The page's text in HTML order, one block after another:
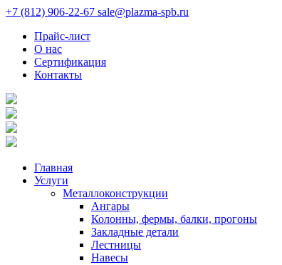
+7 (812) 906-22-67 sale@plazma-spb.ru
Прайс-лист
О нас
Сертификация
Контакты
Главная
Услуги
Металлоконструкции
Ангары
Колонны, фермы, балки, прогоны
Закладные детали
Лестницы
Навесы